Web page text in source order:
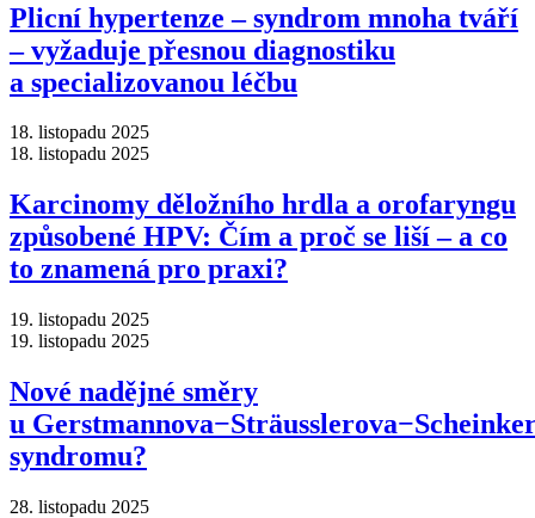
Plicní hypertenze –⁠ syndrom mnoha tváří
–⁠ vyžaduje přesnou diagnostiku
a specializovanou léčbu
18. listopadu 2025
18. listopadu 2025
Karcinomy děložního hrdla a orofaryngu
způsobené HPV: Čím a proč se liší –⁠ a co
to znamená pro praxi?
19. listopadu 2025
19. listopadu 2025
Nové nadějné směry
u
syndromu?
28. listopadu 2025